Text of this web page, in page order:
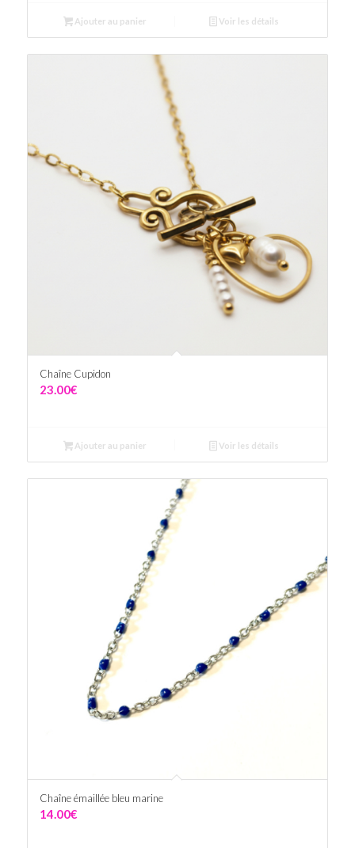
Ajouter au panier Voir les détails
Chaîne Cupidon
23.00€
Ajouter au panier Voir les détails
Chaîne émaillée bleu marine
14.00€